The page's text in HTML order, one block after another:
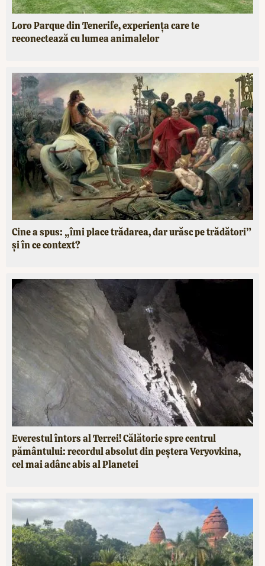
Loro Parque din Tenerife, experiența care te
reconectează cu lumea animalelor
Cine a spus: „îmi place trădarea, dar urăsc pe trădători”
și în ce context?
Everestul întors al Terrei! Călătorie spre centrul
pământului: recordul absolut din peștera Veryovkina,
cel mai adânc abis al Planetei